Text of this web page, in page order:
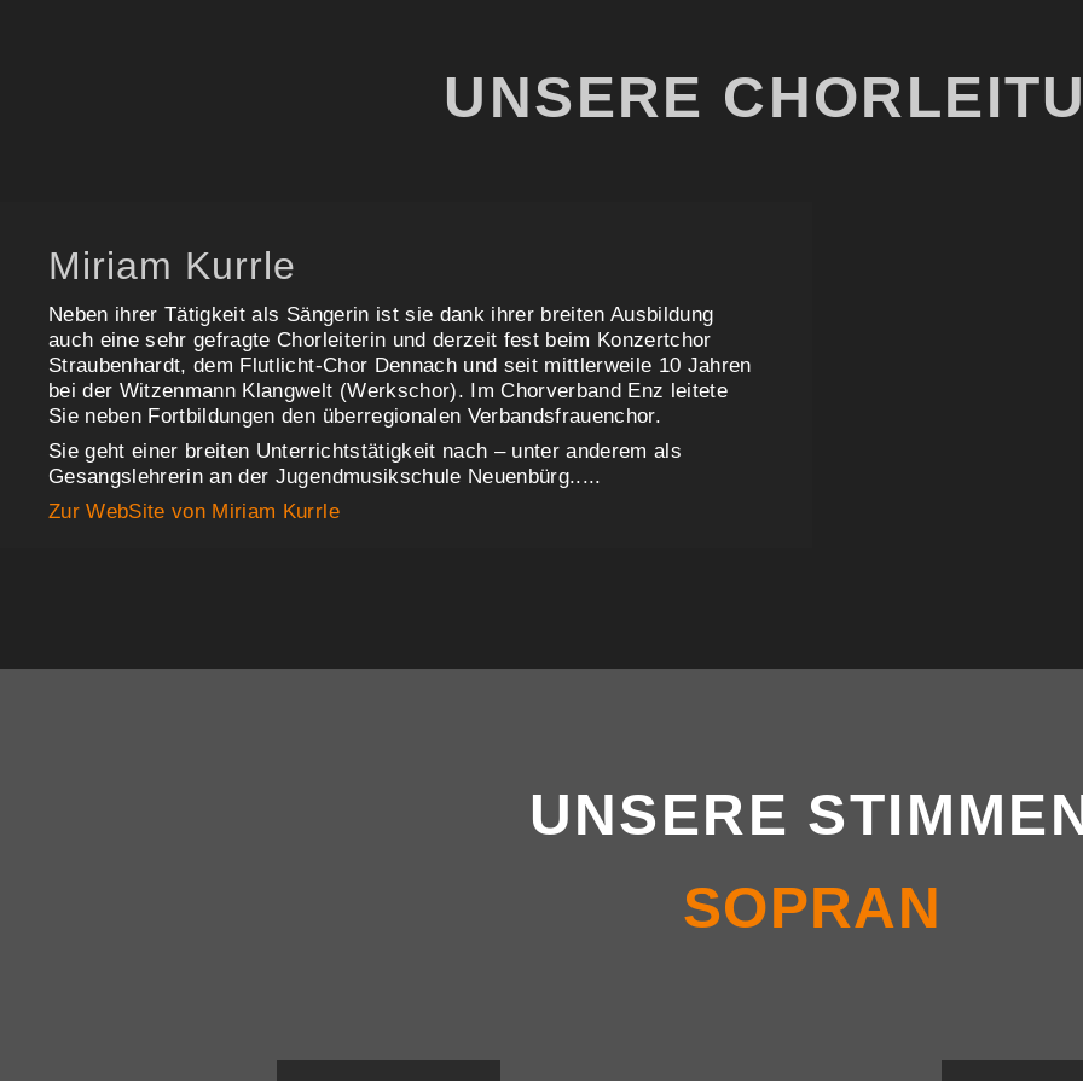
UNSERE
Miriam Kurrle
Neben ihrer Tätigkeit als Sängerin ist sie dank ihrer breiten Ausbildung
auch eine sehr gefragte Chorleiterin und derzeit fest beim Konzertchor
Straubenhardt, dem Flutlicht-Chor Dennach und seit mittlerweile 10 Jahren
bei der Witzenmann Klangwelt (Werkschor). Im Chorverband Enz leitete
Sie neben Fortbildungen den überregionalen Verbandsfrauenchor.
Sie geht einer breiten Unterrichtstätigkeit nach – unter anderem als
Gesangslehrerin an der Jugendmusikschule Neuenbürg.....
Zur WebSite von Miriam Kurrle
UNSERE
SOPRAN